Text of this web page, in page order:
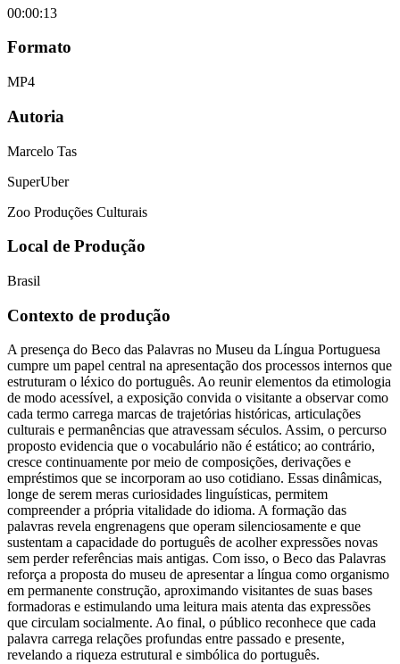
00:00:13
Formato
MP4
Autoria
Marcelo Tas
SuperUber
Zoo Produções Culturais
Local de Produção
Brasil
Contexto de produção
A presença do Beco das Palavras no Museu da Língua Portuguesa
cumpre um papel central na apresentação dos processos internos que
estruturam o léxico do português. Ao reunir elementos da etimologia
de modo acessível, a exposição convida o visitante a observar como
cada termo carrega marcas de trajetórias históricas, articulações
culturais e permanências que atravessam séculos. Assim, o percurso
proposto evidencia que o vocabulário não é estático; ao contrário,
cresce continuamente por meio de composições, derivações e
empréstimos que se incorporam ao uso cotidiano. Essas dinâmicas,
longe de serem meras curiosidades linguísticas, permitem
compreender a própria vitalidade do idioma. A formação das
palavras revela engrenagens que operam silenciosamente e que
sustentam a capacidade do português de acolher expressões novas
sem perder referências mais antigas. Com isso, o Beco das Palavras
reforça a proposta do museu de apresentar a língua como organismo
em permanente construção, aproximando visitantes de suas bases
formadoras e estimulando uma leitura mais atenta das expressões
que circulam socialmente. Ao final, o público reconhece que cada
palavra carrega relações profundas entre passado e presente,
revelando a riqueza estrutural e simbólica do português.